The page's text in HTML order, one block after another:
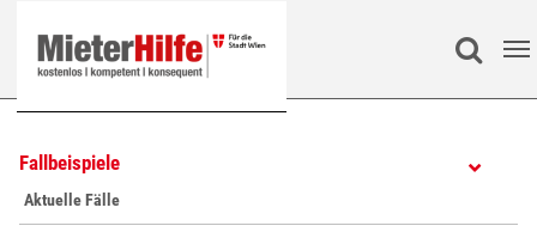
Search
Fallbeispiele
Aktuelle Fälle